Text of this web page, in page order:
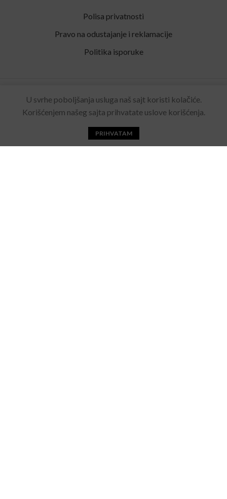
Polisa privatnosti
Pravo na odustajanje i reklamacije
Politika isporuke
Acebears
U svrhe poboljšanja usluga naš sajt koristi kolačiće.
Korišćenjem našeg sajta prihvatate uslove korišćenja.
PRIHVATAM